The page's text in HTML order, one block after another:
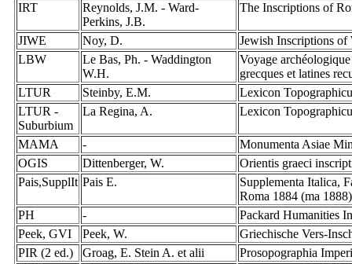
IRT
Reynolds, J.M. - Ward-
Perkins, J.B.
The Inscriptions of
JIWE Noy, D.
Jewish Inscriptions of
LBW
Le Bas, Ph. - Waddington
W.H.
Voyage
grecques et latines
LTUR
Steinby, E.M.
Lexicon
LTUR -
Suburbium
La Regina, A. Lexicon
MAMA -
Monumenta Asiae
OGIS
Dittenberger, W.
Orientis graeci
Pais,SupplIt Pais E.
Supplementa Italica,
Roma 1884 (ma 1888)
PH
-
Packard Humanities
Peek, GVI
Peek, W.
Griechische Vers-
PIR (2 ed.)
Groag, E. Stein A. et alii
Prosopographia